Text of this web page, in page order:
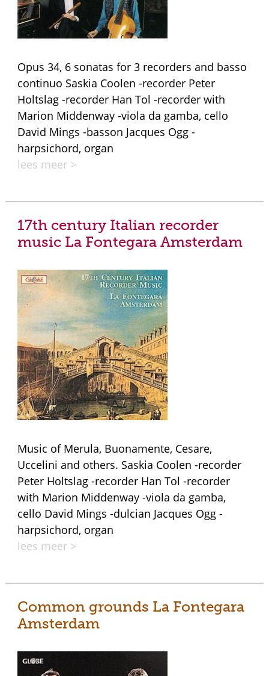
Opus 34, 6 sonatas for 3 recorders and basso
continuo Saskia Coolen -recorder Peter
Holtslag -recorder Han Tol -recorder with
Marion Middenway -viola da gamba, cello
David Mings -basson Jacques Ogg -
harpsichord, organ
lees meer >
17th century Italian recorder
music La Fontegara Amsterdam
Music of Merula, Buonamente, Cesare,
Uccelini and others. Saskia Coolen -recorder
Peter Holtslag -recorder Han Tol -recorder
with Marion Middenway -viola da gamba,
cello David Mings -dulcian Jacques Ogg -
harpsichord, organ
lees meer >
Common grounds La Fontegara
Amsterdam